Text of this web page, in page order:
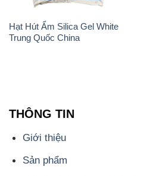
Hạt Hút Ẩm Silica Gel White
Trung Quốc China
THÔNG TIN
Giới thiệu
Sản phẩm